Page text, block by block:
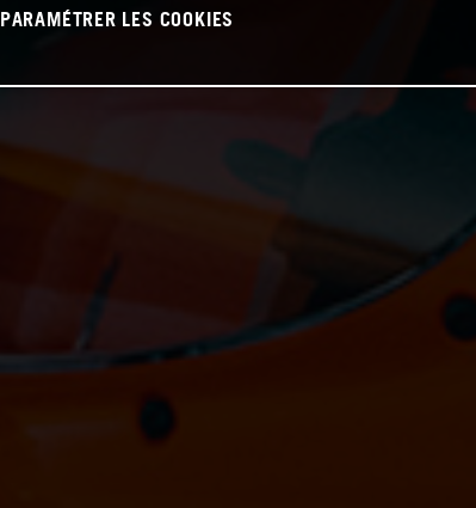
PARAMÉTRER LES COOKIES